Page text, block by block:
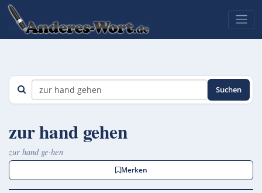
Suchen
zur hand gehen
zur hand ge·hen
Merken